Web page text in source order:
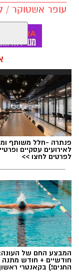
עופר אשטוקר / 20:07 05.08.26
תגים:מד״א,
מצטיינת אגף
פנתרה -חלל משותף
לאירועים עסקיים
לפרטים לחצו >>
המבצע החם של העונה:
חודשיים + חודש מתנה
החגים!) בקאנטרי ראשון